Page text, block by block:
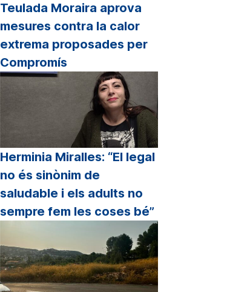
Teulada Moraira aprova
mesures contra la calor
extrema proposades per
Compromís
Herminia Miralles: “El legal
no és sinònim de
saludable i els adults no
sempre fem les coses bé”